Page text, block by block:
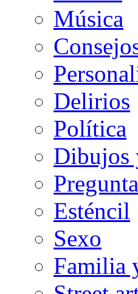
Música
Delirios
Política
Dibujos
Esténcil
Sexo
Familia